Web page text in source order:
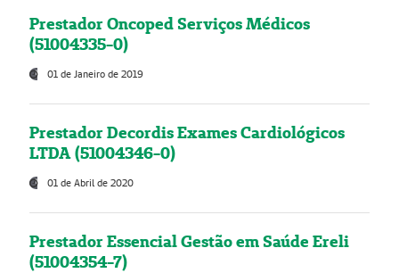
Prestador Oncoped Serviços Médicos
(51004335-0)
01 de Janeiro de 2019
Prestador Decordis Exames Cardiológicos
LTDA (51004346-0)
01 de Abril de 2020
Prestador Essencial Gestão em Saúde Ereli
(51004354-7)